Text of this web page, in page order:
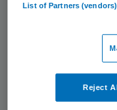
probeerden
maar hij
wil je niet naar
draai je de
keer zijn hoofd
List of Partners (vendors)
Reject